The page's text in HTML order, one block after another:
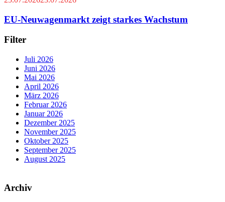
EU-Neuwagenmarkt zeigt starkes Wachstum
Filter
Juli 2026
Juni 2026
Mai 2026
April 2026
März 2026
Februar 2026
Januar 2026
Dezember 2025
November 2025
Oktober 2025
September 2025
August 2025
Archiv